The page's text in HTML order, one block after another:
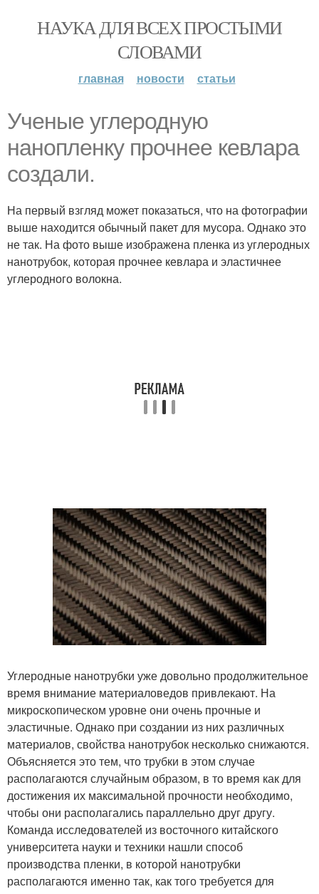
НАУКА ДЛЯ ВСЕХ ПРОСТЫМИ
СЛОВАМИ
главная новости статьи
Ученые углеродную
нанопленку прочнее кевлара
создали.
На первый взгляд может показаться, что на фотографии
выше находится обычный пакет для мусора. Однако это
не так. На фото выше изображена пленка из углеродных
нанотрубок, которая прочнее кевлара и эластичнее
углеродного волокна.
Углеродные нанотрубки уже довольно продолжительное
время внимание материаловедов привлекают. На
микроскопическом уровне они очень прочные и
эластичные. Однако при создании из них различных
материалов, свойства нанотрубок несколько снижаются.
Объясняется это тем, что трубки в этом случае
располагаются случайным образом, в то время как для
достижения их максимальной прочности необходимо,
чтобы они располагались параллельно друг другу.
Команда исследователей из восточного китайского
университета науки и техники нашли способ
производства пленки, в которой нанотрубки
располагаются именно так, как того требуется для